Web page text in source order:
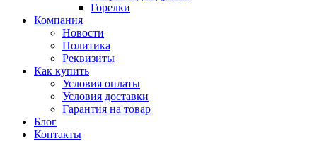
Горелки
Компания
Новости
Политика
Реквизиты
Как купить
Условия оплаты
Условия доставки
Гарантия на товар
Блог
Контакты